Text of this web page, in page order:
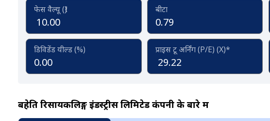
फेस वैल्यू (₹)
10.00
बीटा
0.79
डिविडेंड यील्ड (%)
0.00
प्राइस टू अर्निंग (P/E) (X)*
29.22
बहेति रिसायकलिङ्ग इंडस्ट्रीस लिमिटेड कंपनी के बारे में